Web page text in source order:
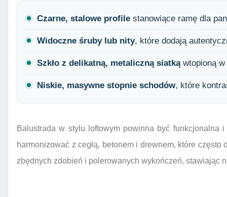
Czarne, stalowe profile stanowiące ramę dla
Widoczne śruby lub nity, które dodają
Szkło z delikatną, metaliczną siatkąwtopioną
Niskie, masywne stopnie schodów, które
Balustrada w stylu loftowym powinna być funkcjonalna
harmonizować z cegłą, betonem i drewnem, które
zbędnych zdobień i polerowanych wykończeń, stawiając